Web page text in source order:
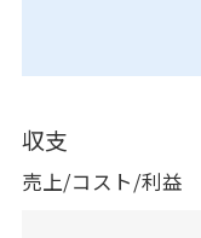
収支
売上/コスト/利益